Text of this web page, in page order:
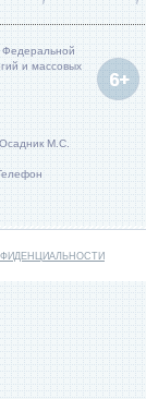
Федеральной
и массовых
М.С.